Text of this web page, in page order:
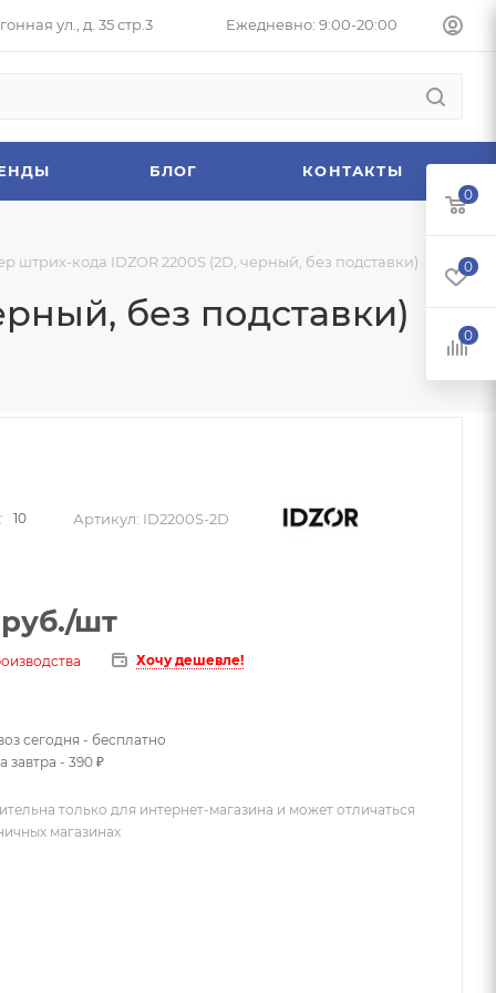
ул., д. 35 стр.3 Ежедневно: 9:00-20:00
БЛОГ КОНТАКТЫ
штрих-кода IDZOR 2200S (2D, черный, без подставки)
без подставки)
10 Артикул: ID2200S-2D
руб./шт
Хочу дешевле!
сегодня - бесплатно
завтра - 390 ₽
только для интернет-магазина и может отличаться
магазинах
0
0
0